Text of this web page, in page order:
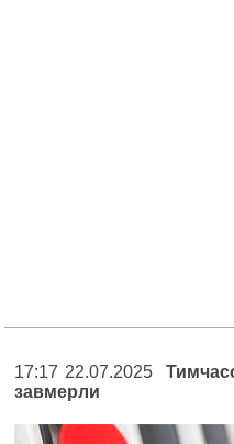
17:17 22.07.2025
завмерли